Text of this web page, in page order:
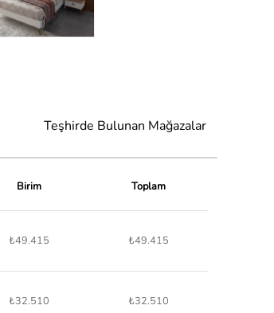
Teşhirde Bulunan Mağazalar
Birim Toplam
₺49.415 ₺49.415
₺32.510 ₺32.510